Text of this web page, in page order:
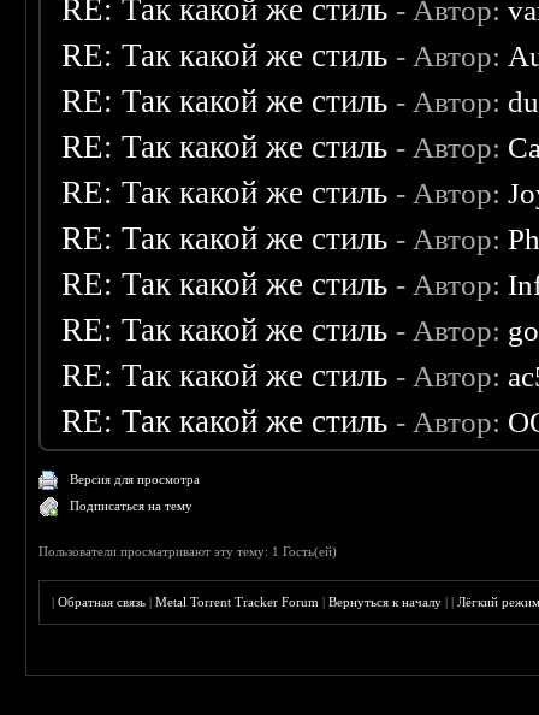
RE: Так какой же стиль - Автор:
RE: Так какой же стиль - Автор:
RE: Так какой же стиль - Автор:
RE: Так какой же стиль - Автор:
RE: Так какой же стиль - Автор:
RE: Так какой же стиль - Автор:
RE: Так какой же стиль - Автор:
RE: Так какой же стиль - Автор:
RE: Так какой же стиль - Автор:
RE: Так какой же стиль - Автор:
Версия для просмотра
Подписаться на тему
Пользователи просматривают эту тему: 1 Гость(ей)
|Обратная связь |Metal Torrent Tracker Forum |Вернуться к началу ||Лёгкий